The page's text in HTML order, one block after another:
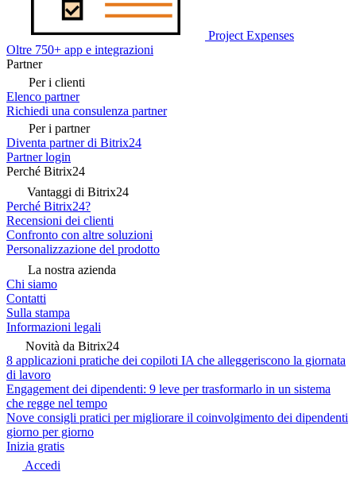
Project Expenses
Oltre 750+ app e integrazioni
Partner
Per i clienti
Elenco partner
Richiedi una consulenza partner
Per i partner
Diventa partner di Bitrix24
Partner login
Perché Bitrix24
Vantaggi di Bitrix24
Perché Bitrix24?
Recensioni dei clienti
Confronto con altre soluzioni
Personalizzazione del prodotto
La nostra azienda
Chi siamo
Contatti
Sulla stampa
Informazioni legali
Novità da Bitrix24
8 applicazioni pratiche dei copiloti IA che alleggeriscono la giornata
di lavoro
Engagement dei dipendenti: 9 leve per trasformarlo in un sistema
che regge nel tempo
Nove consigli pratici per migliorare il coinvolgimento dei dipendenti
giorno per giorno
Inizia gratis
Accedi